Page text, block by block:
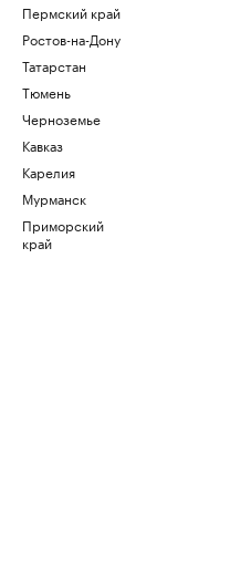
Пермский край
Ростов-на-Дону
Татарстан
Тюмень
Черноземье
Кавказ
Карелия
Мурманск
Приморский
край